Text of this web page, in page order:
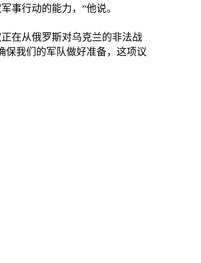
事行动的能力，”他说。
在从俄罗斯对乌克兰的非法战
保我们的军队做好准备，这项议